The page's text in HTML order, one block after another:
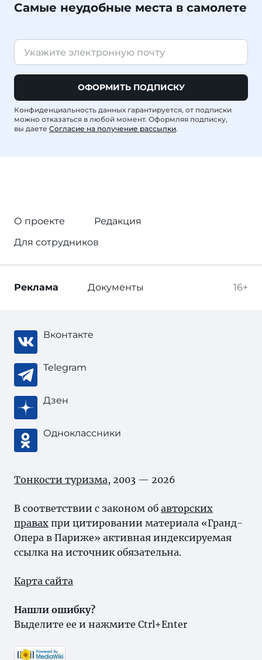
Самые неудобные места в самолете
ОФОРМИТЬ ПОДПИСКУ
Конфиденциальность данных гарантируется, от подписки
можно отказаться в любой момент. Оформляя подписку,
вы даете Согласие на получение рассылки.
О проекте
Редакция
Для сотрудников
16+
Реклама Документы
Вконтакте
Telegram
Дзен
Одноклассники
Тонкости туризма, 2003 — 2026
В соответствии с законом об авторских
правах при цитировании материала «Гранд-
Опера в Париже» активная индексируемая
ссылка на источник обязательна.
Карта сайта
Нашли ошибку?
Выделите ее и нажмите Ctrl+Enter